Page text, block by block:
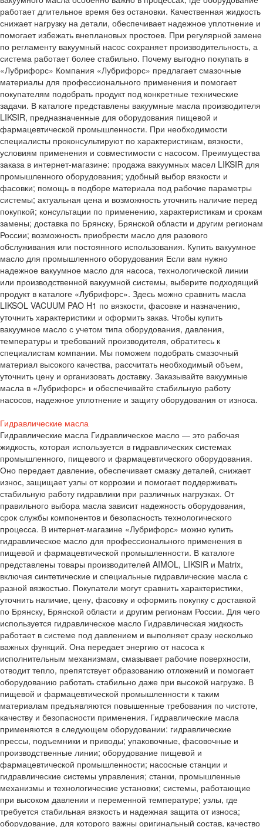
работает длительное время без остановки. Качественная жидкость
снижает нагрузку на детали, обеспечивает надежное уплотнение и
помогает избежать внеплановых простоев. При регулярной замене
по регламенту вакуумный насос сохраняет производительность, а
система работает более стабильно. Почему выгодно покупать в
«Лубрифорс» Компания «Лубрифорс» предлагает смазочные
материалы для профессионального применения и помогает
покупателям подобрать продукт под конкретные технические
задачи. В каталоге представлены вакуумные масла производителя
LIKSIR, предназначенные для оборудования пищевой и
фармацевтической промышленности. При необходимости
специалисты проконсультируют по характеристикам, вязкости,
условиям применения и совместимости с насосом. Преимущества
заказа в интернет-магазине: продажа вакуумных масел LIKSIR для
промышленного оборудования; удобный выбор вязкости и
фасовки; помощь в подборе материала под рабочие параметры
системы; актуальная цена и возможность уточнить наличие перед
покупкой; консультации по применению, характеристикам и срокам
замены; доставка по Брянску, Брянской области и другим регионам
России; возможность приобрести масло для разового
обслуживания или постоянного использования. Купить вакуумное
масло для промышленного оборудования Если вам нужно
надежное вакуумное масло для насоса, технологической линии
или производственной вакуумной системы, выберите подходящий
продукт в каталоге «Лубрифорс». Здесь можно сравнить масла
LIKSOL VACUUM PAO H1 по вязкости, фасовке и назначению,
уточнить характеристики и оформить заказ. Чтобы купить
вакуумное масло с учетом типа оборудования, давления,
температуры и требований производителя, обратитесь к
специалистам компании. Мы поможем подобрать смазочный
материал высокого качества, рассчитать необходимый объем,
уточнить цену и организовать доставку. Заказывайте вакуумные
масла в «Лубрифорс» и обеспечивайте стабильную работу
насосов, надежное уплотнение и защиту оборудования от износа.
Гидравлические масла
Гидравлические масла Гидравлическое масло — это рабочая
жидкость, которая используется в гидравлических системах
промышленного, пищевого и фармацевтического оборудования.
Оно передает давление, обеспечивает смазку деталей, снижает
износ, защищает узлы от коррозии и помогает поддерживать
стабильную работу гидравлики при различных нагрузках. От
правильного выбора масла зависит надежность оборудования,
срок службы компонентов и безопасность технологического
процесса. В интернет-магазине «Лубрифорс» можно купить
гидравлическое масло для профессионального применения в
пищевой и фармацевтической промышленности. В каталоге
представлены товары производителей AIMOL, LIKSIR и Matrix,
включая синтетические и специальные гидравлические масла с
разной вязкостью. Покупатели могут сравнить характеристики,
уточнить наличие, цену, фасовку и оформить покупку с доставкой
по Брянску, Брянской области и другим регионам России. Для чего
используется гидравлическое масло Гидравлическая жидкость
работает в системе под давлением и выполняет сразу несколько
важных функций. Она передает энергию от насоса к
исполнительным механизмам, смазывает рабочие поверхности,
отводит тепло, препятствует образованию отложений и помогает
оборудованию работать стабильно даже при высокой нагрузке. В
пищевой и фармацевтической промышленности к таким
материалам предъявляются повышенные требования по чистоте,
качеству и безопасности применения. Гидравлические масла
применяются в следующем оборудовании: гидравлические
прессы, подъемники и приводы; упаковочные, фасовочные и
производственные линии; оборудование пищевой и
фармацевтической промышленности; насосные станции и
гидравлические системы управления; станки, промышленные
механизмы и технологические установки; системы, работающие
при высоком давлении и переменной температуре; узлы, где
требуется стабильная вязкость и надежная защита от износа;
оборудование, для которого важны оригинальный состав, качество